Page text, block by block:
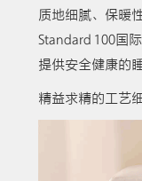
质地细腻、保暖
Standard 100国
提供安全健康的
精益求精的工艺